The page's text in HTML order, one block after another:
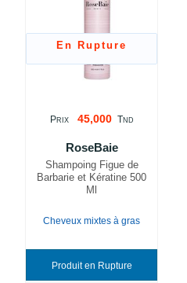
En Rupture
PRIX 45,000 TND
RoseBaie
Shampoing Figue de
Barbarie et Kératine 500
Ml
Cheveux mixtes à gras
Produit en Rupture